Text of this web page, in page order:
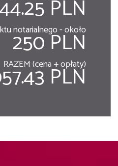
PLN
notarialnego - około
250 PLN
RAZEM (cena + opłaty)
PLN